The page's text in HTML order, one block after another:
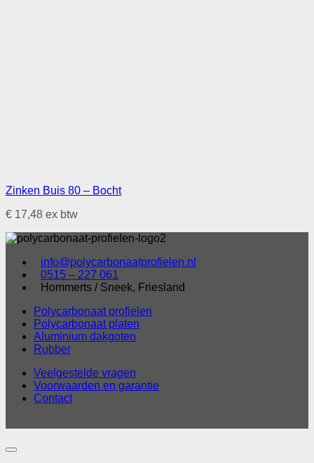
Zinken Buis 80 – Bocht
€ 17,48 ex btw
info@polycarbonaatprofielen.nl
0515 – 227 061
Hommerts / Sneek, Friesland
Polycarbonaat profielen
Polycarbonaat platen
Aluminium dakgoten
Rubber
Veelgestelde vragen
Voorwaarden en garantie
Contact